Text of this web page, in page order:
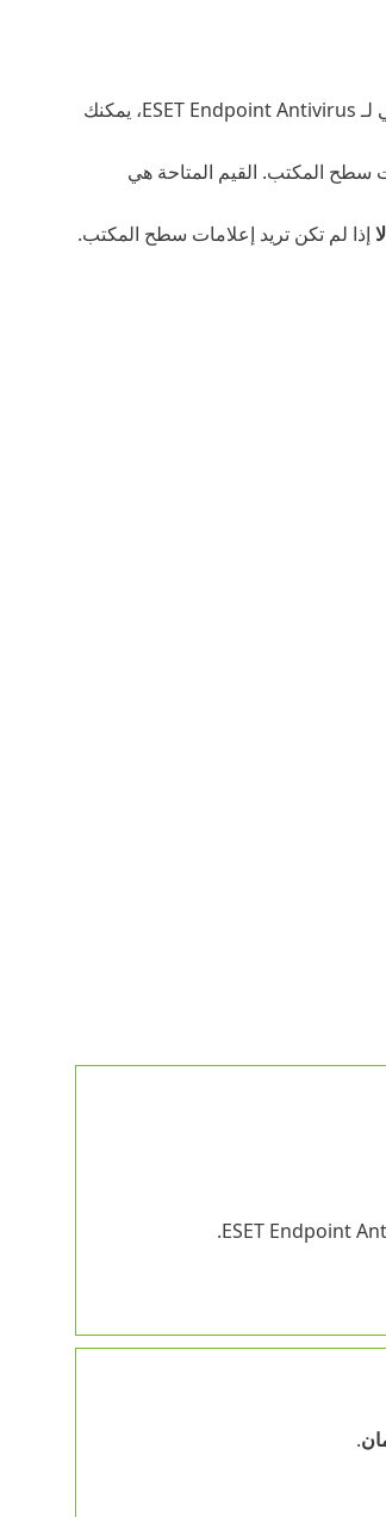
- - لكل عملية نظام سلوك افتراضي خاص بها وإجراء معين لها (حظر أو سماح). لتجاوز سلوك افتراضي لـ ESET Endpoint Antivirus، يمكنك
سطح المكتب. القيم المتاحة هي
لاإذا لم تكن تريد إعلامات سطح المكتب.
.